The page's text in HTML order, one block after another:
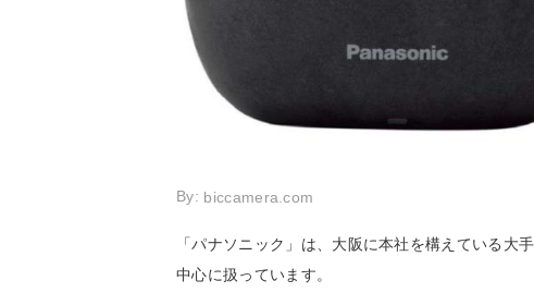
By: biccamera.com
「パナソニック」は、大阪に本社を構えている大
中心に扱っています。